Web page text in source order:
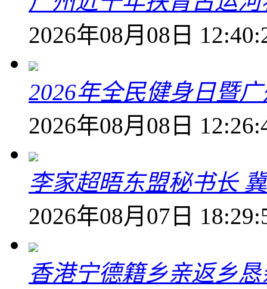
2026年08月08日
2026年全民健身日暨
2026年08月08日
李家超晤东盟秘书长
2026年08月07日
香港宁德籍乡亲返乡